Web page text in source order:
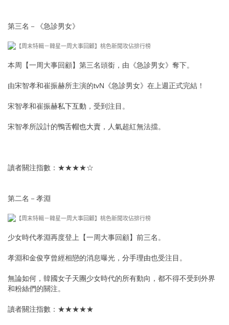
第三名－《急診男女》
本周【一周大事回顧】第三名頭銜，由《急診男女》奪下。
由宋智孝和崔振赫所主演的tvN《急診男女》在上週正式完結！
宋智孝和崔振赫私下互動 ，受到注目。
宋智孝所設計的鴨舌帽也大賣 ，人氣超紅無法擋。
讀者關注指數：★★★★☆
第二名－孝淵
少女時代孝淵再度登上【一周大事回顧】前三名。
孝淵和金俊亨曾經相戀的消息曝光， 分手理由也受注目。
無論如何，韓國女子天團少女時代的所有動向，都不得不受到外界
和粉絲們的關注。
讀者關注指數：★★★★★